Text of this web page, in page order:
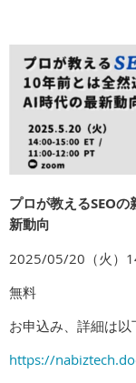
プロが教えるSEO
新動向
2025/05/20（火）
無料
お申込み、詳細は以
https://